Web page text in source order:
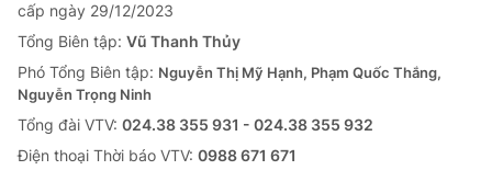
cấp ngày 29/12/2023
Tổng Biên tập: Vũ Thanh Thủy
Phó Tổng Biên tập: Nguyễn Thị Mỹ Hạnh, Phạm Quốc Thắng,
Nguyễn Trọng Ninh
Tổng đài VTV: 024.38 355 931 - 024.38 355 932
Ðiện thoại Thời báo VTV: 0988 671 671